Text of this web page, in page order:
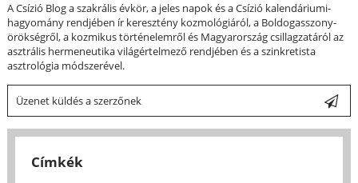
A Csízió Blog a szakrális évkör, a jeles napok és a Csízió kalendáriumi-
hagyomány rendjében ír keresztény kozmológiáról, a Boldogasszony-
örökségről, a kozmikus történelemről és Magyarország csillagzatáról az
asztrális hermeneutika világértelmező rendjében és a szinkretista
asztrológia módszerével.
Üzenet küldés a szerzőnek
Címkék